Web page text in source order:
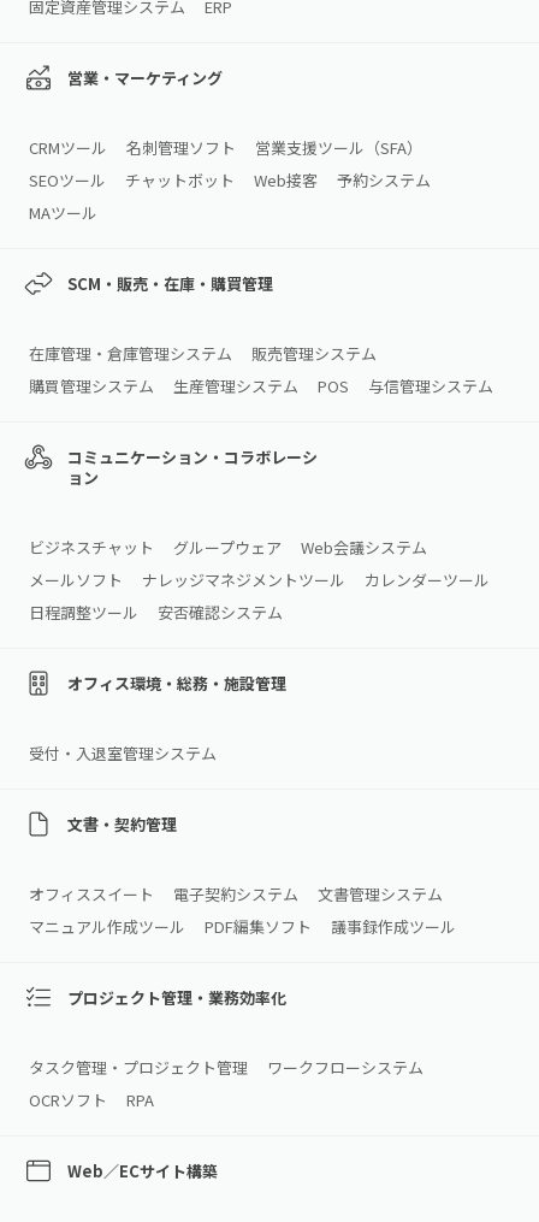
固定資産管理システム ERP
営業・マーケティング
CRMツール 名刺管理ソフト
営業支援ツール（SFA）
SEOツール
チャットボット Web接客
予約システム
MAツール
SCM・販売・在庫・購買管理
在庫管理・倉庫管理システム
販売管理システム
購買管理システム
生産管理システム POS 与信管理システム
コミュニケーション・コラボレーシ
ョン
ビジネスチャット グループウェア
Web会議システム
メールソフト
ナレッジマネジメントツール
カレンダーツール
日程調整ツール
安否確認システム
オフィス環境・総務・施設管理
受付・入退室管理システム
文書・契約管理
オフィススイート 電子契約システム
文書管理システム
マニュアル作成ツール
PDF編集ソフト 議事録作成ツール
プロジェクト管理・業務効率化
タスク管理・プロジェクト管理
ワークフローシステム
OCRソフト
RPA
Web／ECサイト構築